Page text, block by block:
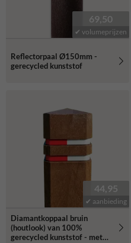
69,50
✔ volumeprijzen
Reflectorpaal Ø150mm -
gerecycled kunststof
44,95
✔ aanbieding
Diamantkoppaal bruin
(houtlook) van 100%
gerecycled kunststof - met